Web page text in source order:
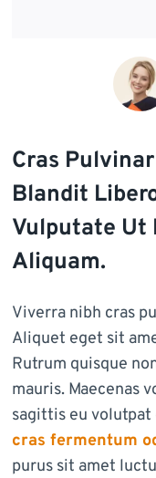
Cras
Blandit
Vulputate Ut
Aliquam.
Viverra nibh cras
Aliquet eget sit
Rutrum quisque
mauris. Maecenas
sagittis eu
cras fermentum
purus sit amet